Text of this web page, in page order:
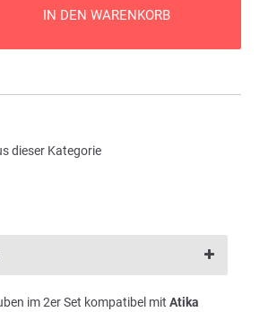
IN DEN WARENKORB
dieser Kategorie
im 2er Set kompatibel mit Atika